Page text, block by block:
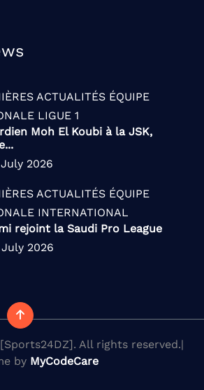
ACTUALITÉS ÉQUIPE
LIGUE 1
Moh El Koubi à la JSK,
2026
ACTUALITÉS ÉQUIPE
INTERNATIONAL
rejoint la Saudi Pro League
2026
All rights reserved.|
by MyCodeCare